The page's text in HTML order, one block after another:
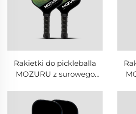
Rakietki do pickleballa
MOZURU z surowego
kształcie plastra miodu